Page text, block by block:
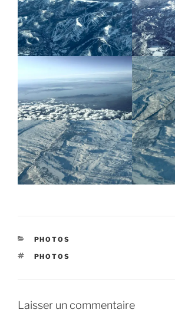
CATÉGORIES
PHOTOS
ÉTIQUETTES
PHOTOS
Laisser un commentaire